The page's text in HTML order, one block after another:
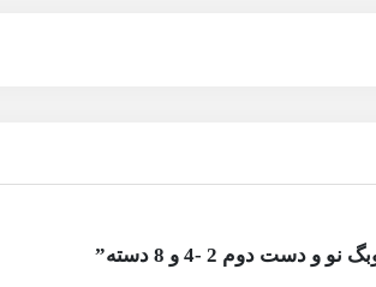
دوم 2 -4 و 8 دسته”